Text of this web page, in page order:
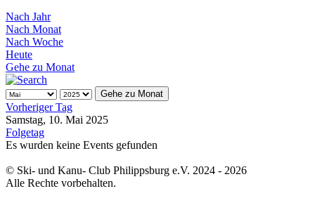
Nach Jahr
Nach Monat
Nach Woche
Heute
Gehe zu Monat
Gehe zu Monat
Vorheriger Tag
Samstag, 10. Mai 2025
Folgetag
Es wurden keine Events gefunden
© Ski- und Kanu- Club Philippsburg e.V. 2024 - 2026
Alle Rechte vorbehalten.